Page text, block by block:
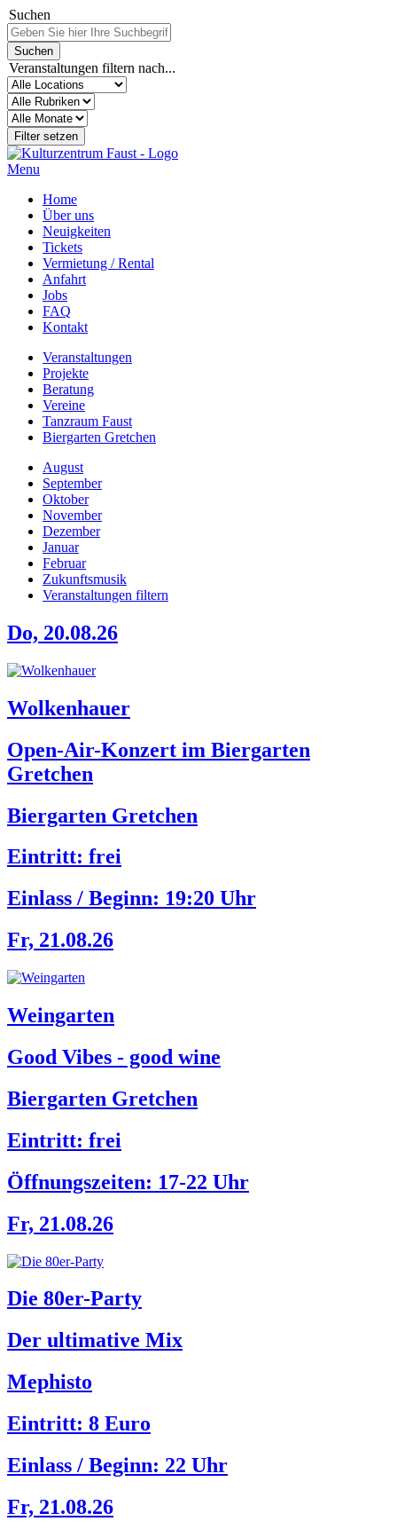
Suchen
Veranstaltungen filtern nach...
Menu
Home
Über uns
Neuigkeiten
Tickets
Vermietung / Rental
Anfahrt
Jobs
FAQ
Kontakt
Veranstaltungen
Projekte
Beratung
Vereine
Tanzraum Faust
Biergarten Gretchen
August
September
Oktober
November
Dezember
Januar
Februar
Zukunftsmusik
Veranstaltungen filtern
Do, 20.08.26
Wolkenhauer
Open-Air-Konzert im Biergarten
Gretchen
Biergarten Gretchen
Eintritt: frei
Einlass / Beginn: 19:20 Uhr
Fr, 21.08.26
Weingarten
Good Vibes - good wine
Biergarten Gretchen
Eintritt: frei
Öffnungszeiten: 17-22 Uhr
Fr, 21.08.26
Die 80er-Party
Der ultimative Mix
Mephisto
Eintritt: 8 Euro
Einlass / Beginn: 22 Uhr
Fr, 21.08.26